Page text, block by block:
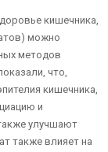
кишечника,
можно
методов
что,
кишечника,
и
улучшают
также влияет на